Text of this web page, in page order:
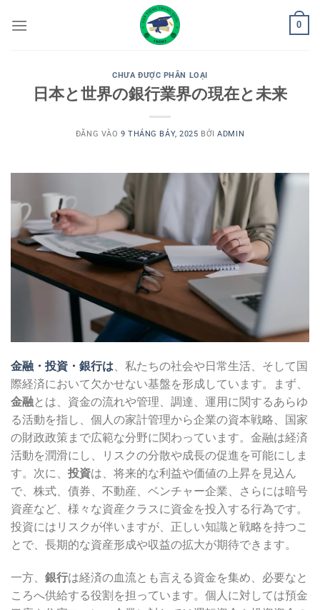
qua
0
CHƯA ĐƯỢC PHÂN LOẠI
日本と世界の銀行業界の現在と未来
ĐĂNG VÀO 9 THÁNG BẢY, 2025 BỞIADMIN
金融・投資・銀行は、私たちの社会や日常生活、そして国
際経済において欠かせない基盤を形成しています。まず、
金融とは、資金の流れや管理、調達、運用に関するあらゆ
る活動を指し、個人の家計管理から企業の資本戦略、国家
の財政政策まで広範な分野に関わっています。金融は経済
活動を潤滑にし、リスクの分散や成長の促進を可能にしま
す。次に、 投資は、将来的な利益や価値の上昇を見込ん
で、株式、債券、不動産、ベンチャー企業、さらには暗号
資産など、様々な資産クラスに資金を投入する行為です。
投資にはリスクが伴いますが、正しい知識と戦略を持つこ
とで、長期的な資産形成や収益の拡大が期待できます。
一方、 銀行は経済の血流とも言える資金を集め、必要なと
ころへ供給する役割を担っています。個人に対しては預金